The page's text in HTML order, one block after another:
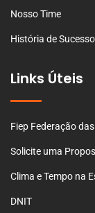
Nosso Time
História de Sucesso
Links Úteis
Fiep Federação
Solicite uma
Clima e Tempo na
DNIT